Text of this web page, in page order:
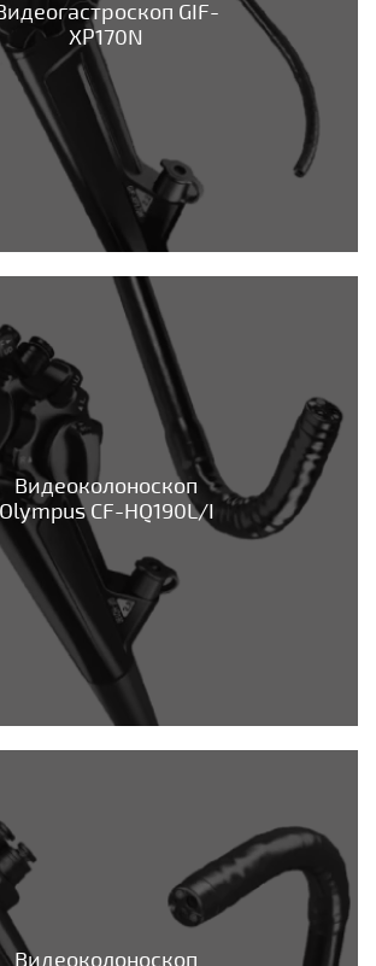
GIF-
XP170N
Видеоколоноскоп
Olympus CF-HQ190L/I
Видеоколоноскоп